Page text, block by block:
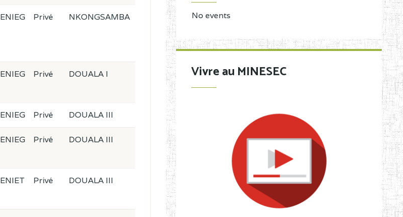
ENIEG Privé NKONGSAMBA
ENIEG Privé DOUALA I
ENIEG Privé DOUALA III
ENIEG Privé DOUALA III
ENIET Privé DOUALA III
No events
Vivre au MINESEC